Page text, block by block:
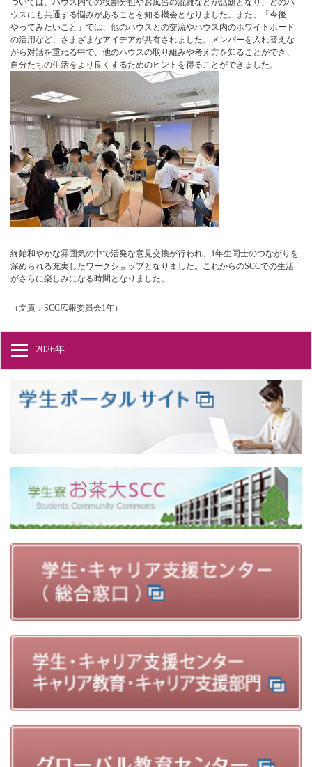
ついては、ハウス内での役割分担やお風呂の混雑などが話題となり、どのハ
ウスにも共通する悩みがあることを知る機会となりました。また、「今後
やってみたいこと」では、他のハウスとの交流やハウス内のホワイトボード
の活用など、さまざまなアイデアが共有されました。メンバーを入れ替えな
がら対話を重ねる中で、他のハウスの取り組みや考え方を知ることができ、
自分たちの生活をより良くするためのヒントを得ることができました。
終始和やかな雰囲気の中で活発な意見交換が行われ、1年生同士のつながりを
深められる充実したワークショップとなりました。これからのSCCでの生活
がさらに楽しみになる時間となりました。
（文責：SCC広報委員会1年）
2026年